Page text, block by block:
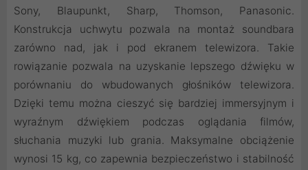
Sony, Blaupunkt, Sharp, Thomson, Panasonic.
Konstrukcja uchwytu pozwala na montaż soundbara
zarówno nad, jak i pod ekranem telewizora. Takie
rowiązanie pozwala na uzyskanie lepszego dźwięku w
porównaniu do wbudowanych głośników telewizora.
Dzięki temu można cieszyć się bardziej immersyjnym i
wyraźnym dźwiękiem podczas oglądania filmów,
słuchania muzyki lub grania. Maksymalne obciążenie
wynosi 15 kg, co zapewnia bezpieczeństwo i stabilność